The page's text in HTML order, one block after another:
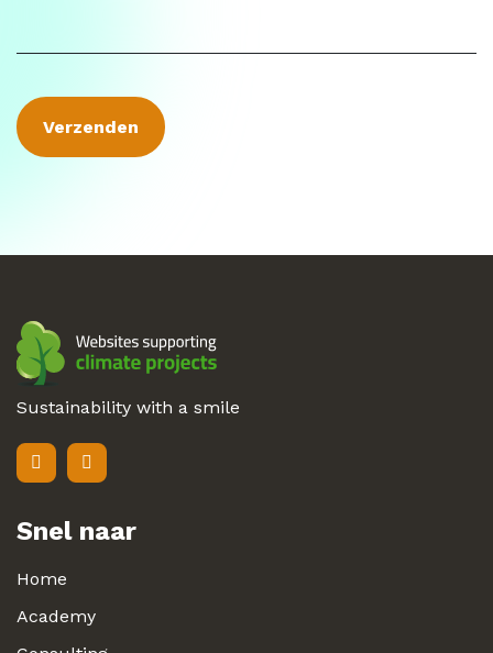
Sustainability with a smile
Snel naar
Home
Academy